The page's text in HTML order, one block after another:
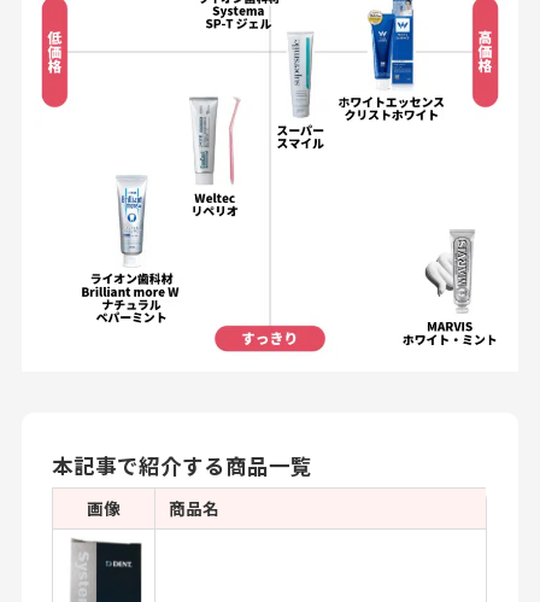
本記事で紹介する商品一覧
画像 商品名